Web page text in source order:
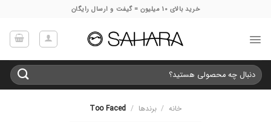
خرید بالای 10 میلیون = گیفت و ارسال رایگان
جستجو
برای:
خانه / برندها /